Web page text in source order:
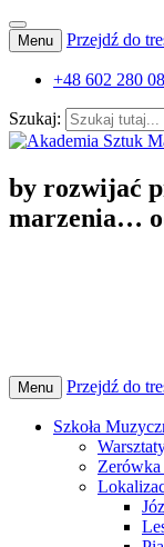
Menu Przejdź do
+48 602 280
Szukaj:
Akademia Sztuk
Szkoła Muzyczna I
Artystyczne
by rozwijać
marzenia…
Menu Przejdź do
Szkoła